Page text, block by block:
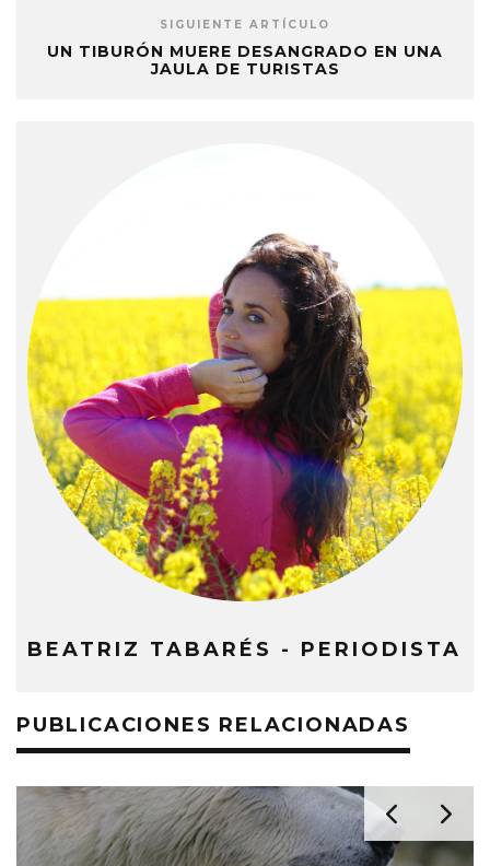
SIGUIENTE ARTÍCULO
UN TIBURÓN MUERE DESANGRADO EN UNA
JAULA DE TURISTAS
BEATRIZ TABARÉS - PERIODISTA
PUBLICACIONES RELACIONADAS